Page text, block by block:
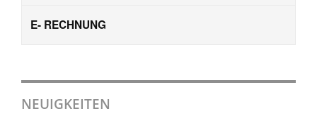
E- RECHNUNG
NEUIGKEITEN